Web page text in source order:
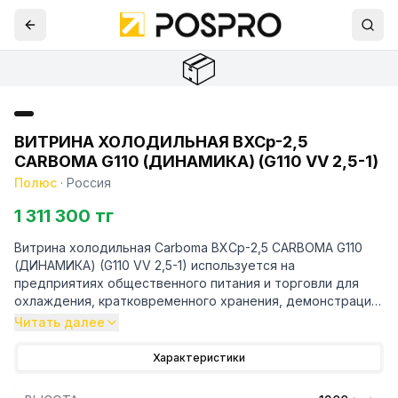
📦
ВИТРИНА ХОЛОДИЛЬНАЯ ВХСр-2,5
CARBOMA G110 (ДИНАМИКА) (G110 VV 2,5-1)
Полюс · Россия
1 311 300 тг
Витрина холодильная Carboma ВХСр-2,5 CARBOMA G110
(ДИНАМИКА) (G110 VV 2,5-1) используется на
предприятиях общественного питания и торговли для
охлаждения, кратковременного хранения, демонстрации
и продажи продуктов питания, салатов, молочных и
Читать далее
Характеристики